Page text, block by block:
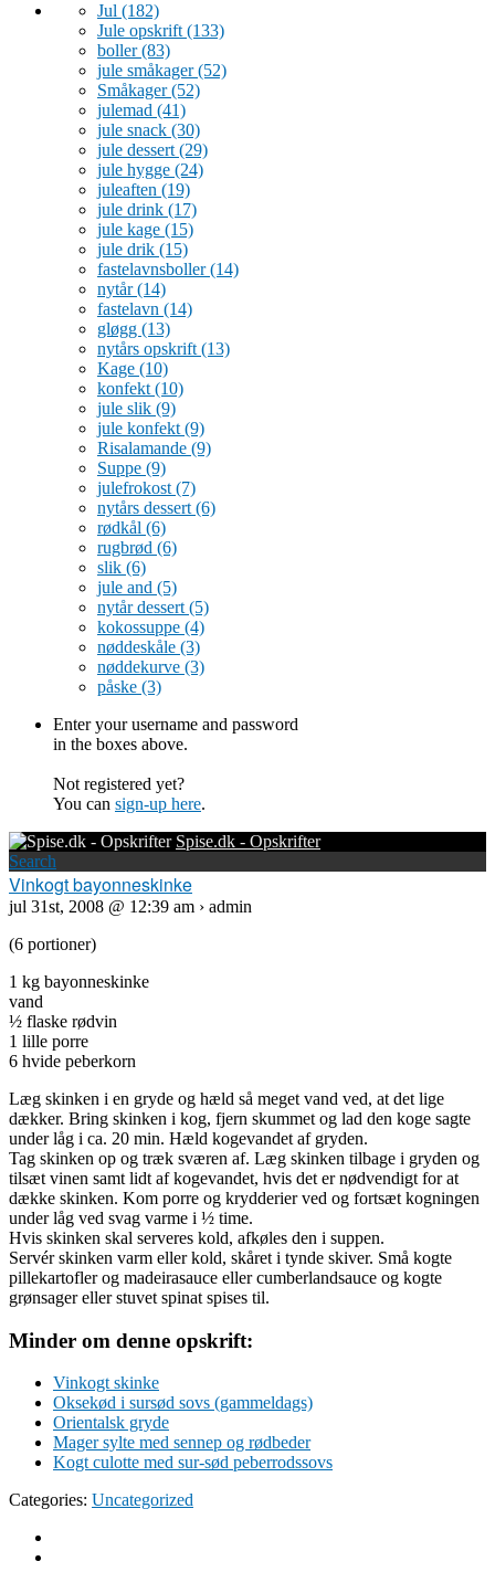
Jul (182)
Jule opskrift (133)
boller(83)
jule småkager(52)
Småkager(52)
julemad (41)
jule snack (30)
jule dessert (29)
jule hygge (24)
juleaften (19)
jule drink (17)
jule kage (15)
jule drik (15)
fastelavnsboller(14)
nytår(14)
fastelavn (14)
gløgg (13)
nytårs opskrift (13)
Kage (10)
konfekt (10)
jule slik (9)
jule konfekt (9)
Risalamande (9)
Suppe (9)
julefrokost (7)
nytårs dessert (6)
rødkål (6)
rugbrød (6)
slik (6)
jule and (5)
nytår dessert (5)
kokossuppe (4)
nøddeskåle (3)
nøddekurve (3)
påske (3)
Enter your username and password
in the boxes above.
Not registered yet?
You can sign-up here.
Spise.dk - Opskrifter
Search
Vinkogt bayonneskinke
jul 31st, 2008 @ 12:39 am › admin
(6 portioner)
1 kg bayonneskinke
vand
½ flaske rødvin
1 lille porre
6 hvide peberkorn
Læg skinken i en gryde og hæld så meget vand ved, at det lige
dækker. Bring skinken i kog, fjern skummet og lad den koge sagte
under låg i ca. 20 min. Hæld kogevandet af gryden.
Tag skinken op og træk sværen af. Læg skinken tilbage i gryden og
tilsæt vinen samt lidt af kogevandet, hvis det er nødvendigt for at
dække skinken. Kom porre og krydderier ved og fortsæt kogningen
under låg ved svag varme i ½ time.
Hvis skinken skal serveres kold, afkøles den i suppen.
Servér skinken varm eller kold, skåret i tynde skiver. Små kogte
pillekartofler og madeirasauce eller cumberlandsauce og kogte
grønsager eller stuvet spinat spises til.
Minder om denne opskrift:
Vinkogt skinke
Oksekød i sursød sovs (gammeldags)
Orientalsk gryde
Mager sylte med sennep og rødbeder
Kogt culotte med sur-sød peberrodssovs
Categories: Uncategorized